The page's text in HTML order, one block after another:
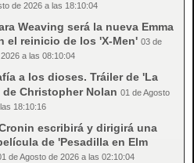
de 2026 a las 18:10:04
Weaving será la nueva Emma
el reinicio de los 'X-Men' 03 de
a las 08:10:04
a los dioses. Tráiler de 'La
de Christopher Nolan 01 de Agosto
18:10:16
escribirá y dirigirá una
de 'Pesadilla en Elm
de Agosto de 2026 a las 02:10:04